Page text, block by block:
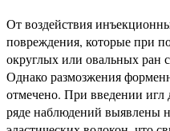
От воздействия
повреждения, которые при
округлых или овальных ран
Однако размозжения
отмечено. При введении
ряде наблюдений выявлены